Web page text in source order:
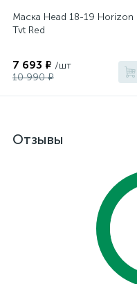
Маска Head 18-19 Horizon
Tvt Red
7 693 ₽ /шт
10 990 ₽
Отзывы